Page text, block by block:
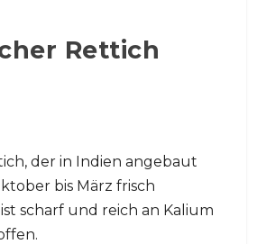
Rettich
der in Indien angebaut
bis März frisch
scharf und reich an Kalium